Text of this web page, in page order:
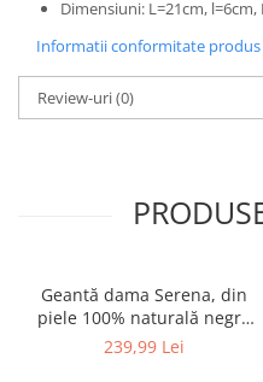
Dimensiuni: L=21cm, l=6cm,
Informatii conformitate produs
Review-uri(0)
Geantă dama Serena, din
piele 100% naturală negru
8244
239,99 Lei